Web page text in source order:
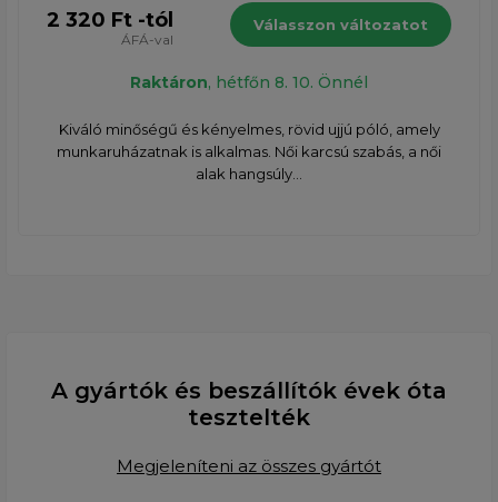
2 320 Ft -tól
ÁFÁ-val
Válasszon változatot
Raktáron, hétfőn 8. 10. Önnél
Kiváló minőségű és kényelmes, rövid ujjú póló, amely
munkaruházatnak is alkalmas. Női karcsú szabás, a női
alak hangsúly...
A gyártók és beszállítók évek óta
tesztelték
Megjeleníteni az összes gyártót